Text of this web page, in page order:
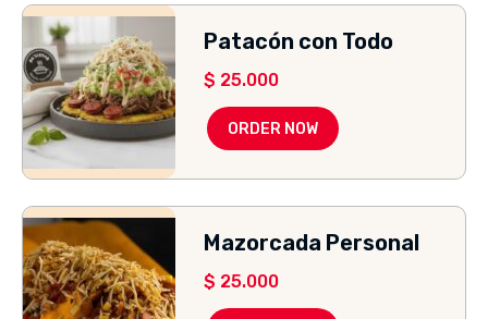
Patacón con Todo
$ 25.000
ORDER NOW
Mazorcada Personal
$ 25.000